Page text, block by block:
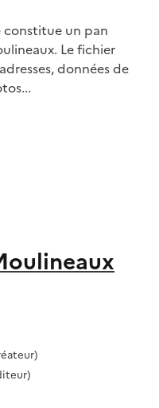
un pan
Le fichier
données de